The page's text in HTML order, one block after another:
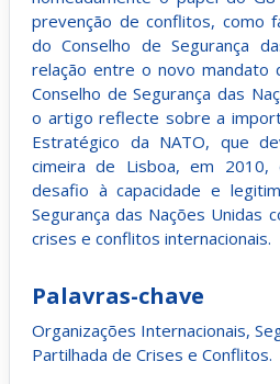
prevenção de conflitos, como
do Conselho de Segurança
relação entre o novo
Conselho de Segurança das
o artigo reflecte sobre a
Estratégico da NATO, que
cimeira de Lisboa, em 2010,
desafio à capacidade e
Segurança das Nações Unidas
crises e conflitos internacionais.
Palavras-chave
Organizações Internacionais,
Partilhada de Crises e Conflitos.